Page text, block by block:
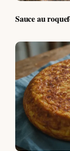
Sauce au